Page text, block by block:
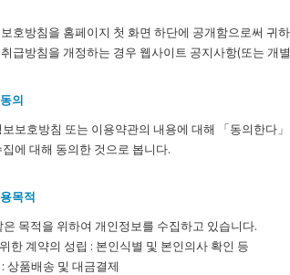
호방침을 홈페이지 첫 화면 하단에 공개함으로써 귀
급방침을 개정하는 경우 웹사이트 공지사항(또는 개
의
보호방침 또는 이용약관의 내용에 대해 「동의한다
에 대해 동의한 것으로 봅니다.
목적
목적을 위하여 개인정보를 수집하고 있습니다.
한 계약의 성립 : 본인식별 및 본인의사 확인 등
상품배송 및 대금결제